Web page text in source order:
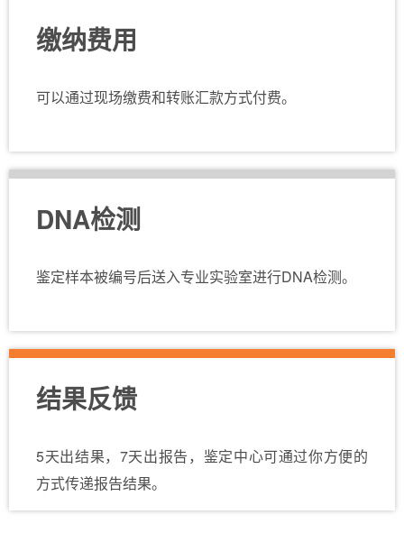
缴纳费用
可以通过现场缴费和转账汇款方式付费。
DNA检测
鉴定样本被编号后送入专业实验室进行DNA检测。
结果反馈
5天出结果，7天出报告，鉴定中心可通过你方便的
方式传递报告结果。